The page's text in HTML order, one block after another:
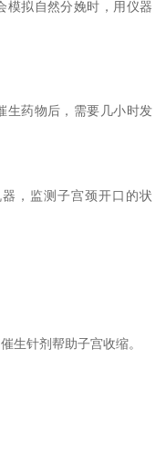
模拟自然分娩时，用仪器
生药物后，需要几小时发
，监测子宫颈开口的状
生针剂帮助子宫收缩。